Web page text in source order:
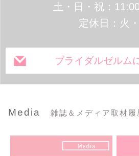
土・日・祝：
定休日：火
ブライダルゼルム
Media 雑誌＆メディア取材履